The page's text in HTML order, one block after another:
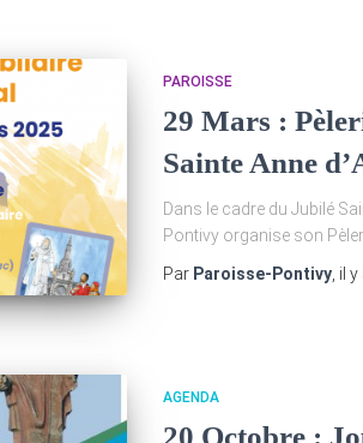
PAROISSE
29 Mars :
Sainte Anne
Dans le cadre du Jubilé
Pontivy organise son
Par Paroisse-Pontivy , il
AGENDA
20 Octobre :